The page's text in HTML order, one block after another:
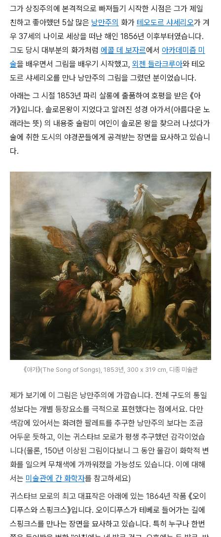
그가 상징주의에 본격적으로 빠져들기 시작한 시점은 그가 제일
친하고 좋아했던 5살 많은 낭만주의 화가 테오도르 샤세리오가 겨
우 37세의 나이로 세상을 떠난 해인 1856년 이후부터였습니다.
그도 당시 대부분의 화가처럼 에콜 데 보자르에서 아카데미즘 미
술을 배우면서 그림을 배우기 시작했고, 외젠 들라크루아와 테오
도르 샤세리오를 만나 낭만주의 그림을 그렸던 분이었습니다.
아래는 그 시절 1853년 파리 살롱에 출품하여 호평을 받은 《아
가》입니다. 솔로몬왕이 지었다고 알려진 성경 아가서(아름다운 노
래라는 뜻) 의 내용중 술람미 여인이 솔로몬 왕을 찾으러 나섰다가
술에 취한 도시의 야경꾼들에게 공격받는 장면을 묘사하고 있습니
다.
《아가》(The Song of Songs), 1853년, 300 x 319 cm, 디종 미술관
제가 보기에 이 그림은 낭만주의에 가깝습니다. 전체 구도의 통일
성보다는 개별 등장요소를 극적으로 표현했다는 점에서요. 다만
색감에 있어서는 화려한 팔레트를 추구한 낭만주의 보다는 조금
어두운 듯하고, 이는 귀스타브 모로가 평생 추구했던 감각이었습
니다(물론, 150년 이상된 그림이다보니 그 동안 물감이 화학적 변
화를 일으켜 무채색에 가까워졌을 가능성도 있습니다. 이에 대해
서는 미술관에 간 화학자를 참고하세요)
귀스타브 모로의 최고 대표작은 아래에 있는 1864년 작품 《오이
디푸스와 스핑크스》입니다. 오이디푸스가 테베로 들어가는 길에
스핑크스를 만나는 장면을 묘사하고 있습니다. 특히 누구나 한번